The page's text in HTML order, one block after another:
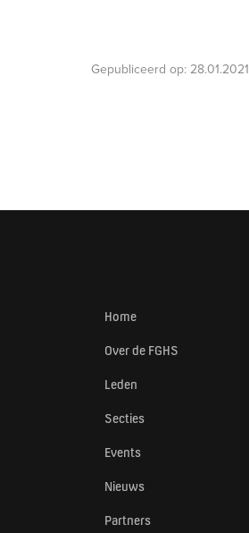
Gepubliceerd op: 28.01.2021
Home
Over de FGHS
Leden
Secties
Events
Nieuws
Partners